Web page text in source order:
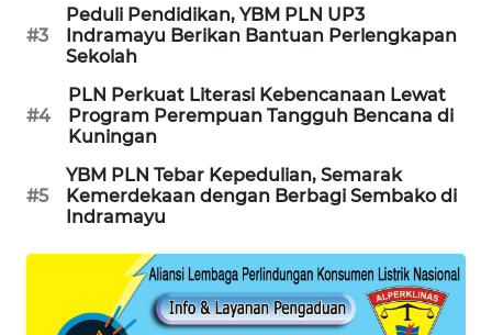
#3
Peduli Pendidikan, YBM PLN UP3
Indramayu Berikan Bantuan Perlengkapan
Sekolah
#4
PLN Perkuat Literasi Kebencanaan Lewat
Program Perempuan Tangguh Bencana di
Kuningan
#5
YBM PLN Tebar Kepedulian, Semarak
Kemerdekaan dengan Berbagi Sembako di
Indramayu
KUNINGAN
MAJALENGKA
SUBANG
SUKABUMI
WN